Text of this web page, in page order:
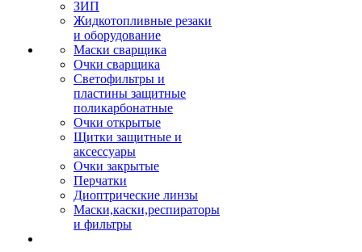
ЗИП
Жидкотопливные резаки
и оборудование
Маски сварщика
Очки сварщика
Светофильтры и
пластины защитные
поликарбонатные
Очки открытые
Щитки защитные и
аксессуары
Очки закрытые
Перчатки
Диоптрические линзы
Маски,каски,респираторы
и фильтры